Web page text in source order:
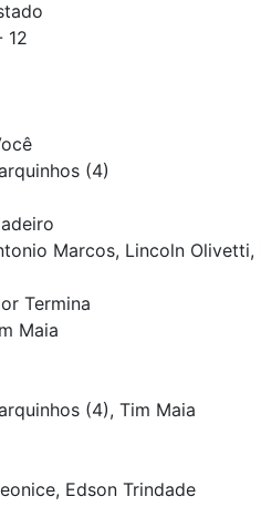
12
(4)
Marcos, Lincoln Olivetti,
Termina
Maia
(4), Tim Maia
Edson Trindade